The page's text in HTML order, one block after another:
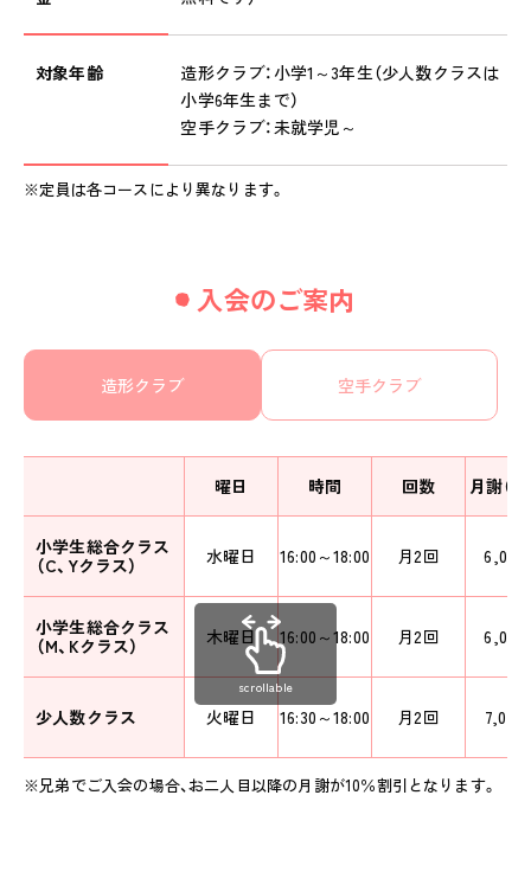
対象年齢
造形クラブ：小学1～3年生（少人数クラスは
小学6年生まで）
空手クラブ：未就学児～
※定員は各コースにより異なります。
入会のご案内
造形クラブ 空手クラブ
曜日 時間 回数 月謝（
小学生総合クラス
（C、Yクラス）
水曜日 16:00～18:00 月2回 6,000
小学生総合クラス
（M、Kクラス）
木曜日 16:00～18:00 月2回 6,000
少人数クラス 火曜日 16:30～18:00 月2回 7,000
※兄弟でご入会の場合、お二人目以降の月謝が10％割引となります。
scrollable